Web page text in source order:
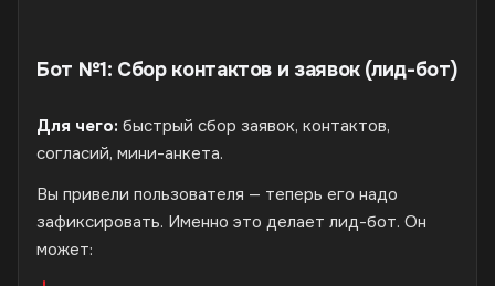
Бот №1: Сбор контактов и заявок (лид-бот)
Для чего: быстрый сбор заявок, контактов,
согласий, мини-анкета.
Вы привели пользователя — теперь его надо
зафиксировать. Именно это делает лид-бот. Он
может: